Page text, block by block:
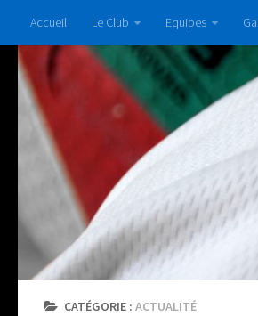
Accueil Le Club Equipes
CATÉGORIE :ACTUALITÉ